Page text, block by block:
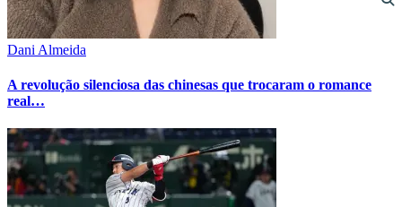
Dani Almeida
A revolução silenciosa das chinesas que trocaram o romance
real…